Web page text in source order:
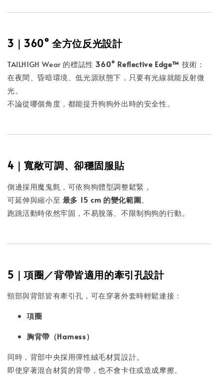
3｜360° 全方位反光設計
TAILHIGH Wear 的標誌性 360° Reflective Edge™ 技術：
在夜間、昏暗環境、低光源狀態下，只要有光線就能反射微
光。
不論從哪個角度，都能提升狗狗外出時的安全性。
4｜寬敞可調、卻穩固服貼
側邊採用魔鬼氈，可依狗狗體型調整鬆緊，
可延伸與縮小至 最多 15 cm 的變化範圍。
跑跳活動時依然牢固，不易脫落、不限制狗狗的行動。
5｜項圈／背帶皆適用的牽引孔設計
頸部與背部皆有牽引孔，可在穿著外套時輕鬆連接：
項圈
胸背帶（Harness）
同時，背部中央採用彈性絨毛材質設計。
即使穿著混合材質的背帶，也不會卡住或造成摩擦。